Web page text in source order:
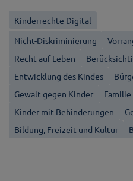
Kinderrechte Digital
Nicht-Diskriminierung
Recht auf Leben
Entwicklung des Kindes
Gewalt gegen Kinder
Kinder mit Behinderungen
Bildung, Freizeit und Kultur